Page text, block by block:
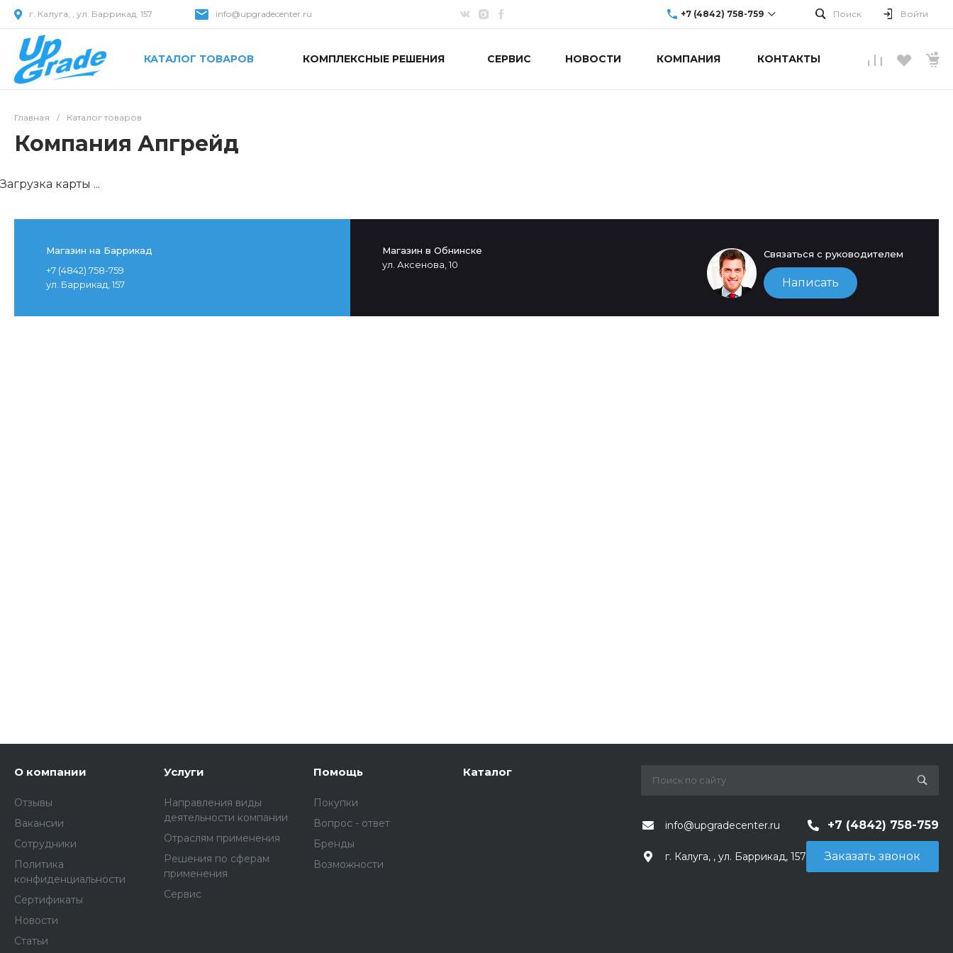
г. Калуга, , ул. Баррикад, 157 info@upgradecenter.ru +7 (4842) 758-759
г. Обнинск, ул.
Поиск Войти
КАТАЛОГ ТОВАРОВ КОМПЛЕКСНЫЕ РЕШЕНИЯ СЕРВИС НОВОСТИ КОМПАНИЯ КОНТАКТЫ
Главная / Каталог товаров
Компания Апгрейд
Магазин на Баррикад
+7 (4842) 758-759
ул. Баррикад, 157
Магазин в Обнинске
ул. Аксенова, 10
Связаться с руководителем
Написать
Загрузка карты ...
О компании
Отзывы
Вакансии
Сотрудники
Политика
конфиденциальности
Сертификаты
Новости
Статьи
Услуги
Направления виды
деятельности компании
Отраслям применения
Решения по сферам
применения
Сервис
Помощь
Покупки
Вопрос - ответ
Бренды
Возможности
Каталог
info@upgradecenter.ru +7 (4842) 758-759
г. Калуга, , ул. Баррикад, 157 Заказать звонок